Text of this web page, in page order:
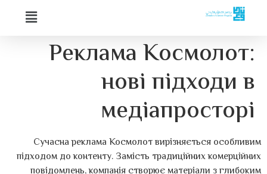
Реклама Космолот:
нові підходи в
медіапросторі
Сучасна реклама Космолот вирізняється особливим
підходом до контенту. Замість традиційних комерційних